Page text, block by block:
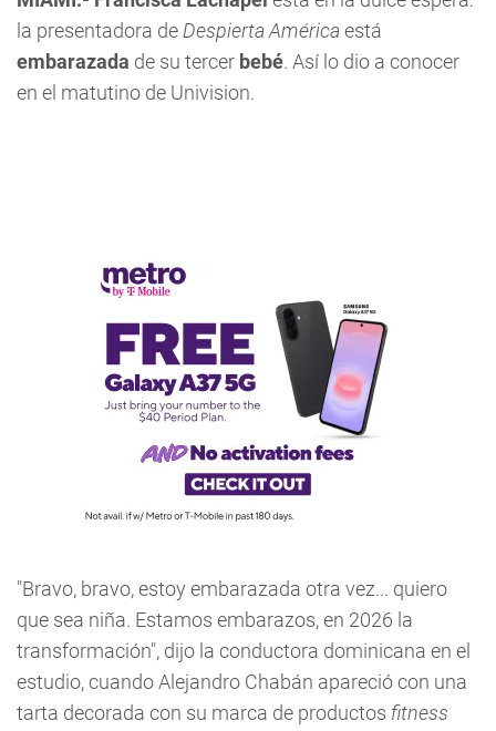
la presentadora de Despierta Américaestá
embarazada de su tercer bebé. Así lo dio a conocer
en el matutino de Univision.
"Bravo, bravo, estoy embarazada otra vez... quiero
que sea niña. Estamos embarazos, en 2026 la
transformación", dijo la conductora dominicana en el
estudio, cuando Alejandro Chabán apareció con una
tarta decorada con su marca de productos fitness